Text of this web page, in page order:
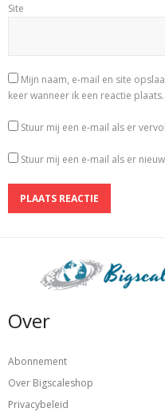
Site
Mijn naam, e-mail en site
keer wanneer ik een reactie plaats.
Stuur mij een e-mail als er
Stuur mij een e-mail als er
Over
Abonnement
Over Bigscaleshop
Privacybeleid